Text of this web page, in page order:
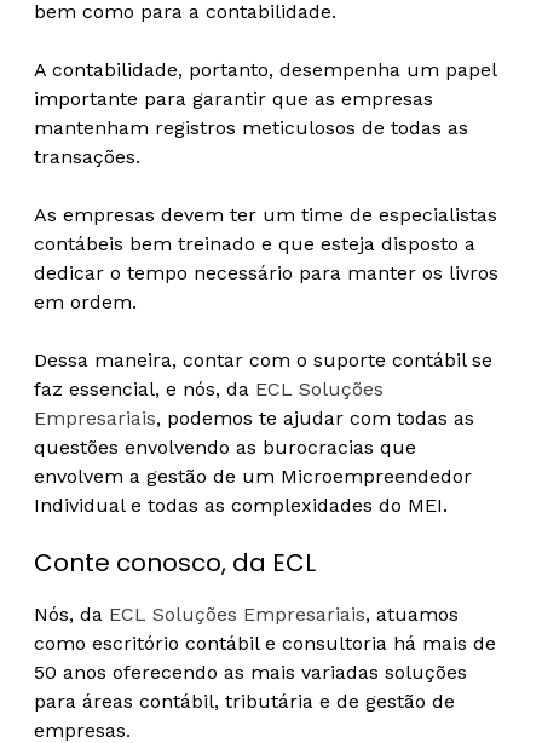
bem como para a contabilidade.
A contabilidade, portanto, desempenha um papel
importante para garantir que as empresas
mantenham registros meticulosos de todas as
transações.
As empresas devem ter um time de especialistas
contábeis bem treinado e que esteja disposto a
dedicar o tempo necessário para manter os livros
em ordem.
Dessa maneira, contar com o suporte contábil se
faz essencial, e nós, da ECL Soluções
Empresariais, podemos te ajudar com todas as
questões envolvendo as burocracias que
envolvem a gestão de um Microempreendedor
Individual e todas as complexidades do MEI.
Conte conosco, da ECL
Nós, da ECL Soluções Empresariais, atuamos
como escritório contábil e consultoria há mais de
50 anos oferecendo as mais variadas soluções
para áreas contábil, tributária e de gestão de
empresas.